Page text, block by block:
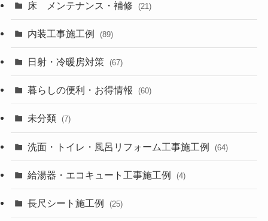
床 メンテナンス・補修 (21)
内装工事施工例 (89)
日射・冷暖房対策 (67)
暮らしの便利・お得情報 (60)
未分類 (7)
洗面・トイレ・風呂リフォーム工事施工例 (64)
給湯器・エコキュート工事施工例 (4)
長尺シート施工例 (25)